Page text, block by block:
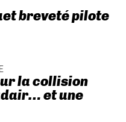
breveté pilote
la collision
et une